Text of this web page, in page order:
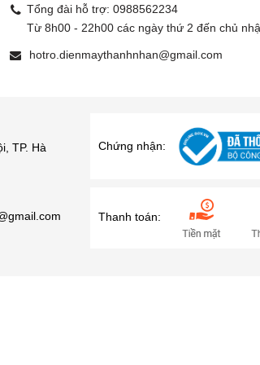
Tổng đài hỗ trợ: 0988562234
Từ 8h00 - 22h00 các ngày thứ 2 đến chủ
hotro.dienmaythanhnhan@gmail.com
TP. Hà
Chứng nhận:
Thanh toán: